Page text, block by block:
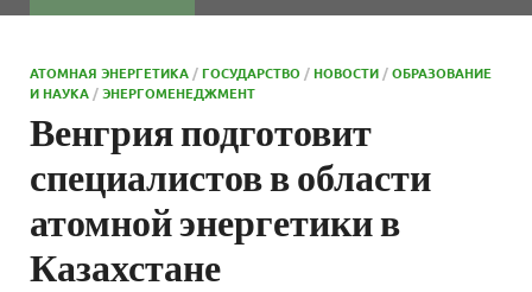
АТОМНАЯ ЭНЕРГЕТИКА /ГОСУДАРСТВО /НОВОСТИ /ОБРАЗОВАНИЕ
И НАУКА /ЭНЕРГОМЕНЕДЖМЕНТ
Венгрия подготовит
специалистов в области
атомной энергетики в
Казахстане